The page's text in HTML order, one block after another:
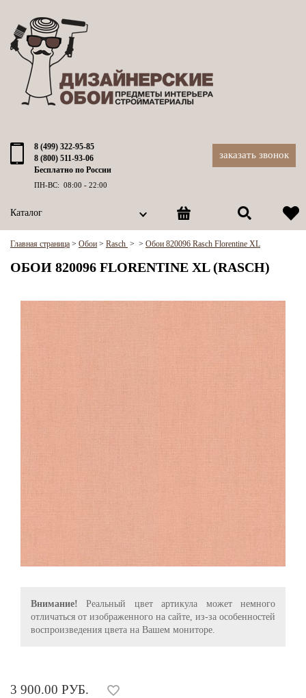
8 (499) 322-95-85
8 (800) 511-93-06
Бесплатно по России
ПН-ВС: 08:00 - 22:00
заказать звонок
Каталог
Главная страница > Обои > Rasch > > Обои 820096 Rasch Florentine XL
ОБОИ 820096 FLORENTINE XL (RASCH)
Внимание! Реальный цвет артикула может немного
отличаться от изображенного на сайте, из-за особенностей
воспроизведения цвета на Вашем мониторе.
3 900.00 РУБ.